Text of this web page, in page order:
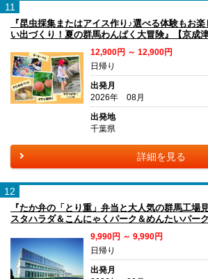
11
『昆虫採集またはアイス作り♪選べる体験もお
い出づくり！夏の群馬わんぱく大冒険』【京成
12,900円 ～ 12,900円
日帰り
出発月
2026年 08月
出発地
千葉県
詳細を見る
12
『たか弁の「とり重」弁当と大人気の群馬工場
スタハラダ＆こんにゃくパーク＆めんたいパー
9,990円 ～ 9,990円
日帰り
出発月